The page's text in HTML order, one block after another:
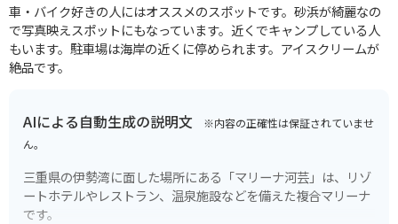
車・バイク好きの人にはオススメのスポットです。砂浜が綺麗なの
で写真映えスポットにもなっています。近くでキャンプしている人
もいます。駐車場は海岸の近くに停められます。アイスクリームが
絶品です。
AIによる自動生成の説明文 ※内容の正確性は保証されていませ
ん。
三重県の伊勢湾に面した場所にある「マリーナ河芸」は、リゾ
ートホテルやレストラン、温泉施設などを備えた複合マリーナ
です。